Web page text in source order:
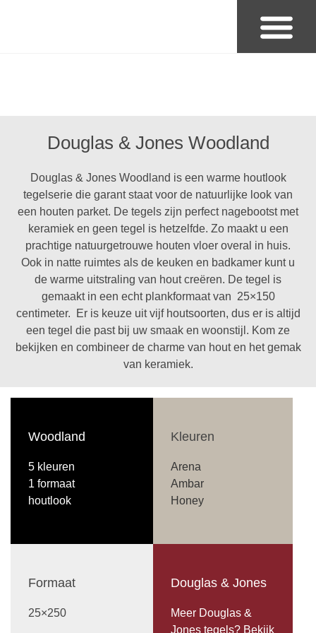
Douglas & Jones Woodland
Douglas & Jones Woodland is een warme houtlook
tegelserie die garant staat voor de natuurlijke look van
een houten parket. De tegels zijn perfect nagebootst met
keramiek en geen tegel is hetzelfde. Zo maakt u een
prachtige natuurgetrouwe houten vloer overal in huis.
Ook in natte ruimtes als de keuken en badkamer kunt u
de warme uitstraling van hout creëren. De tegel is
gemaakt in een echt plankformaat van 25×150
centimeter. Er is keuze uit vijf houtsoorten, dus er is altijd
een tegel die past bij uw smaak en woonstijl. Kom ze
bekijken en combineer de charme van hout en het gemak
van keramiek.
Woodland
5 kleuren
1 formaat
houtlook
Kleuren
Arena
Ambar
Honey
Formaat
25×250
Douglas & Jones
Meer Douglas &
Jones tegels? Bekijk